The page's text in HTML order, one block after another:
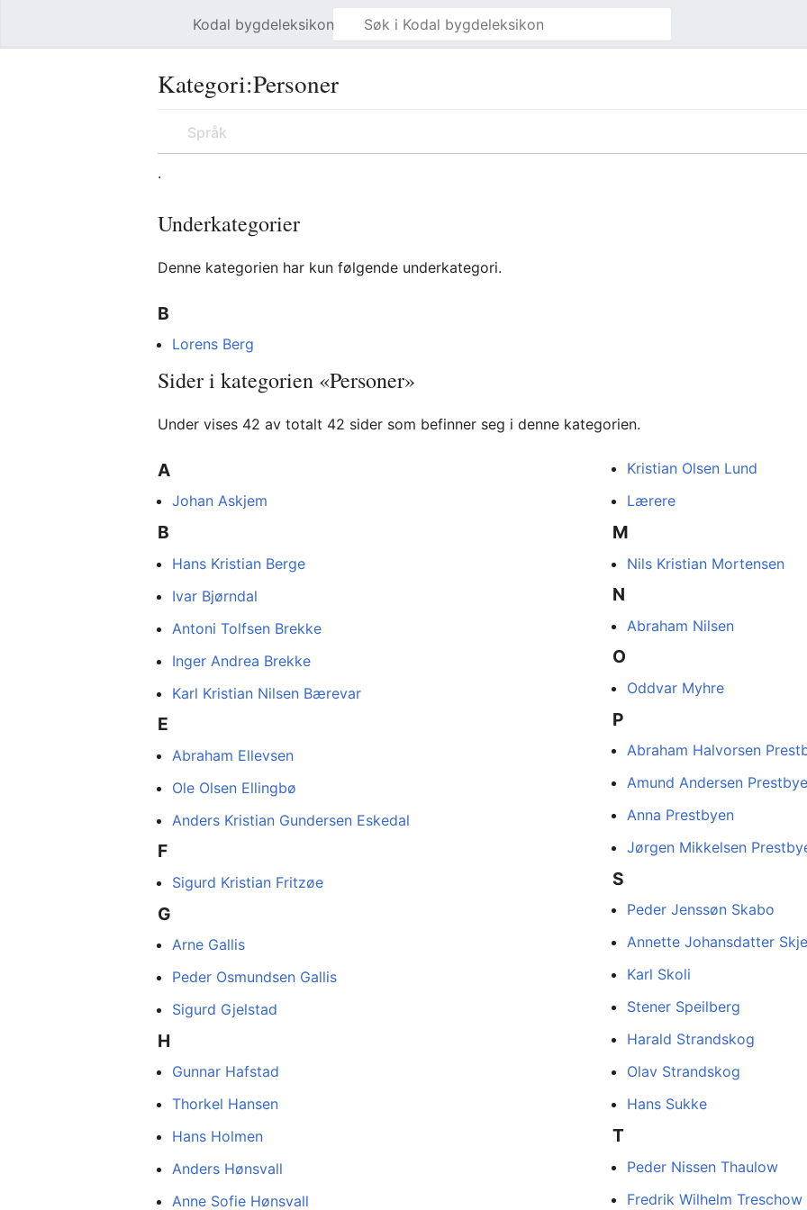
Kodal bygdeleksikon
Kategori:Personer
Språk
.
Underkategorier
Denne kategorien har kun følgende underkategori.
B
Lorens Berg
Sider i kategorien «Personer»
Under vises 42 av totalt 42 sider som befinner seg i denne kategorien.
A
Johan Askjem
B
Hans Kristian Berge
Ivar Bjørndal
Antoni Tolfsen Brekke
Inger Andrea Brekke
Karl Kristian Nilsen Bærevar
E
Abraham Ellevsen
Ole Olsen Ellingbø
Anders Kristian Gundersen Eskedal
F
Sigurd Kristian Fritzøe
G
Arne Gallis
Peder Osmundsen Gallis
Sigurd Gjelstad
H
Gunnar Hafstad
Thorkel Hansen
Hans Holmen
Anders Hønsvall
Anne Sofie Hønsvall
Kristian Olsen Lund
Lærere
M
Nils Kristian Mortensen
N
Abraham Nilsen
O
Oddvar Myhre
P
Abraham Halvorsen
Amund Andersen
Anna Prestbyen
Jørgen Mikkelsen
S
Peder Jenssøn Skabo
Annette Johansdatter
Karl Skoli
Stener Speilberg
Harald Strandskog
Olav Strandskog
Hans Sukke
T
Peder Nissen Thaulow
Fredrik Wilhelm Treschow